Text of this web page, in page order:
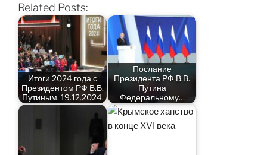
Related Posts:
Итоги 2024 года с
Президентом РФ В.В.
Путиным. 19.12.2024.
Послание
Президента РФ В.В.
Путина
Федеральному…